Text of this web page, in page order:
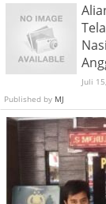
Juli
Published by MJ